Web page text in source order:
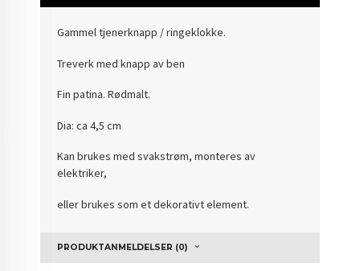
Gammel tjenerknapp / ringeklokke.
Treverk med knapp av ben
Fin patina. Rødmalt.
Dia: ca 4,5 cm
Kan brukes med svakstrøm, monteres av
elektriker,
eller brukes som et dekorativt element.
PRODUKTANMELDELSER (0)